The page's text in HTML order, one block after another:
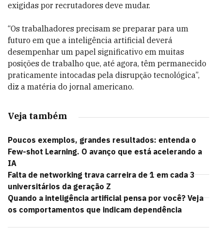
exigidas por recrutadores deve mudar.
“Os trabalhadores precisam se preparar para um
futuro em que a inteligência artificial deverá
desempenhar um papel significativo em muitas
posições de trabalho que, até agora, têm permanecido
praticamente intocadas pela disrupção tecnológica”,
diz a matéria do jornal americano.
Veja também
Poucos exemplos, grandes resultados: entenda o
Few-shot Learning. O avanço que está acelerando a
IA
Falta de networking trava carreira de 1 em cada 3
universitários da geração Z
Quando a inteligência artificial pensa por você? Veja
os comportamentos que indicam dependência